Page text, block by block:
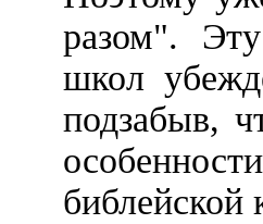
разом".
школ
подзабыв,
библейской